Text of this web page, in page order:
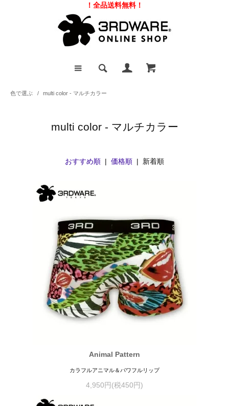
！全品送料無料！
色で選ぶ / multi color - マルチカラー
multi color - マルチカラー
おすすめ順 | 価格順 | 新着順
Animal Pattern
カラフルアニマル＆パワフルリップ
4,950円(税450円)